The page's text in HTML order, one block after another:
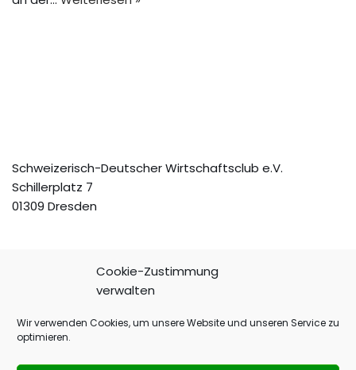
Cookie-Zustimmung
verwalten
Wir verwenden Cookies, um unsere Website und unseren Service zu
optimieren.
Schweizerisch-Deutscher Wirtschaftsclub e.V.
Schillerplatz 7
01309 Dresden
Telefon: +49(351) 3188121
E-Mail:vorstand@sdwc.de